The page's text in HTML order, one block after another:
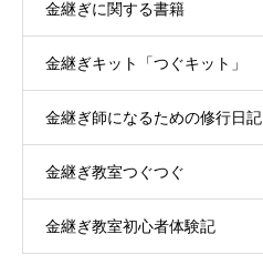
金継ぎに関する書籍
金継ぎキット「つぐキット」
金継ぎ師になるための修行日記
金継ぎ教室つぐつぐ
金継ぎ教室初心者体験記